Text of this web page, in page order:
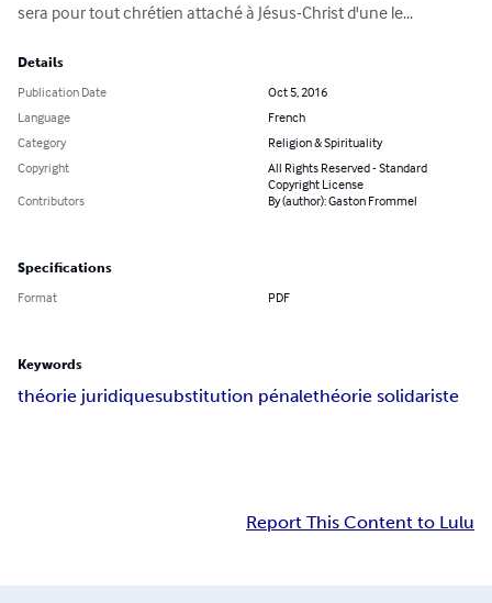
sera pour tout chrétien attaché à Jésus-Christ d'une le...
Details
Publication Date
Oct 5, 2016
Language
French
Category
Religion & Spirituality
Copyright
All Rights Reserved - Standard
Copyright License
Contributors
By (author): Gaston Frommel
Specifications
Format PDF
Keywords
théorie juridiquesubstitution pénalethéorie solidariste
Report This Content to Lulu